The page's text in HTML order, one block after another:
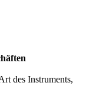
des Instruments,